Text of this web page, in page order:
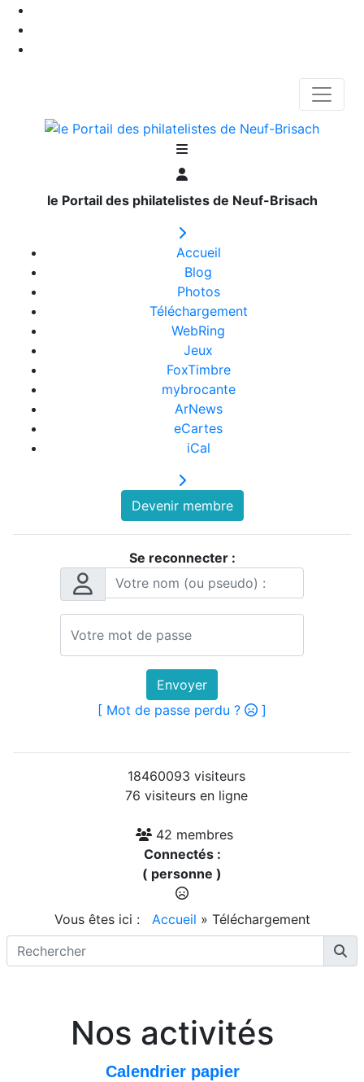
le Portail des philatelistes de Neuf-Brisach
Accueil
Blog
Photos
Téléchargement
WebRing
Jeux
FoxTimbre
mybrocante
ArNews
eCartes
iCal
Devenir membre
Se reconnecter :
Envoyer
[ Mot de passe perdu ?
]
18460093 visiteurs
76 visiteurs en ligne
42 membres
Connectés :
( personne )
Vous êtes ici : Accueil » Téléchargement
Nos activités
Calendrier papier